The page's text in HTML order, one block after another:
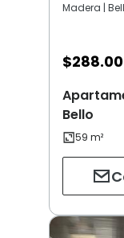
Madera |
$
Bello